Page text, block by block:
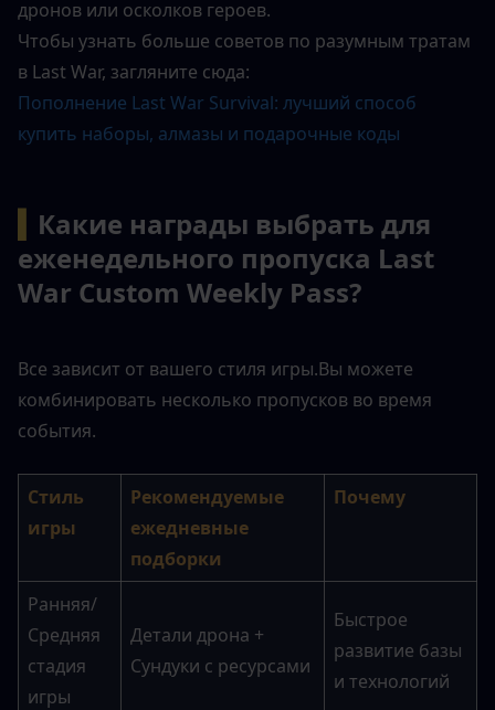
дронов или осколков героев.
Чтобы узнать больше советов по разумным тратам
в Last War, загляните сюда:
Пополнение Last War Survival: лучший способ
купить наборы, алмазы и подарочные коды
Какие награды выбрать для
еженедельного пропуска Last
War Custom Weekly Pass?
Все зависит от вашего стиля игры.Вы можете
комбинировать несколько пропусков во время
события.
Стиль
игры
Рекомендуемые
ежедневные
подборки
Почему
Ранняя/
Средняя
стадия
игры
Детали дрона +
Сундуки с ресурсами
Быстрое
развитие базы
и технологий